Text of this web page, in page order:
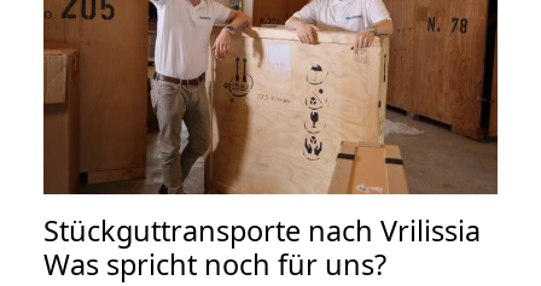
Stückguttransporte nach Vrilissia
Was spricht noch für uns?